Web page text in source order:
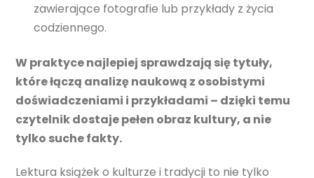
zawierające fotografie lub przykłady z życia
codziennego.
W praktyce najlepiej sprawdzają się tytuły,
które łączą analizę naukową z osobistymi
doświadczeniami i przykładami – dzięki temu
czytelnik dostaje pełen obraz kultury, a nie
tylko suche fakty.
Lektura książek o kulturze i tradycji to nie tylko